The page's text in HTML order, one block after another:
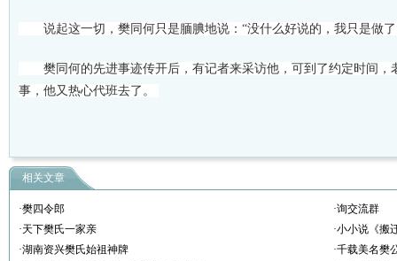
说起这一切，樊同何只是腼腆地说：“没什么好说的，我只是做了
樊同何的先进事迹传开后，有记者来采访他，可到了约定时间，
事，他又热心代班去了。
相关文章
·樊四令郎
·询交流群
·天下樊氏一家亲
·小小说《搬
·湖南资兴樊氏始祖神牌
·千载美名樊